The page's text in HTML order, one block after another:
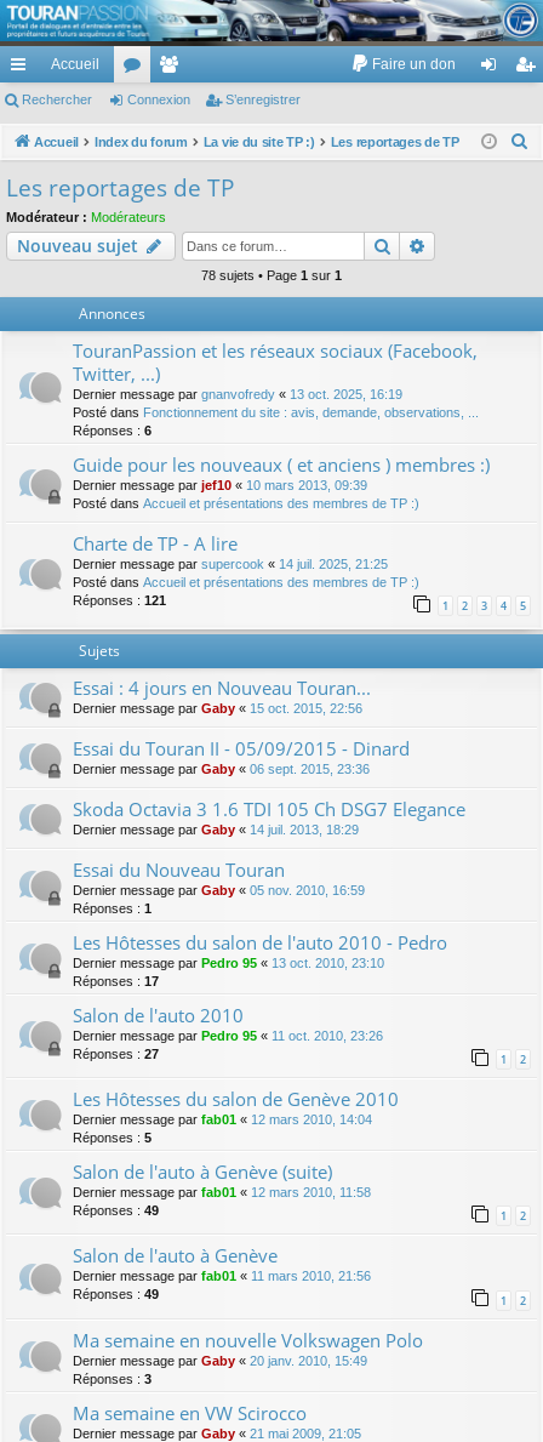
TouranPassion
Le forum des propriétaires ou futurs acquéreurs du Volkswagen Touran
cc
ès
pi
de
Accueil
or
u
e
m
Faire un don
ne nr
Rechercher Connexion S’enregistrer
Accueil Index du forum La vie du site TP :) Les reportages de TP
c
Les reportages de TP
Modérateur : Modérateurs
Nouveau sujet Rechercher
78 sujets • Page 1 sur 1
Annonces
TouranPassion et les réseaux sociaux (Facebook,
Twitter, ...)
Dernier message par gnanvofredy « 13 oct. 2025, 16:19
Posté dans Fonctionnement du site : avis, demande, observations, ...
Réponses : 6
Guide pour les nouveaux ( et anciens ) membres :)
Dernier message par jef10 « 10 mars 2013, 09:39
Posté dans Accueil et présentations des membres de TP :)
Charte de TP - A lire
Dernier message par supercook « 14 juil. 2025, 21:25
Posté dans Accueil et présentations des membres de TP :)
Réponses : 121 1 2 3 4 5
Sujets
Essai : 4 jours en Nouveau Touran...
Dernier message par Gaby « 15 oct. 2015, 22:56
Essai du Touran II - 05/09/2015 - Dinard
Dernier message par Gaby « 06 sept. 2015, 23:36
Skoda Octavia 3 1.6 TDI 105 Ch DSG7 Elegance
Dernier message par Gaby « 14 juil. 2013, 18:29
Essai du Nouveau Touran
Dernier message par Gaby « 05 nov. 2010, 16:59
Réponses : 1
Les Hôtesses du salon de l'auto 2010 - Pedro
Dernier message par Pedro 95 « 13 oct. 2010, 23:10
Réponses : 17
Salon de l'auto 2010
Dernier message par Pedro 95 « 11 oct. 2010, 23:26
Réponses : 27 1 2
Les Hôtesses du salon de Genève 2010
Dernier message par fab01 « 12 mars 2010, 14:04
Réponses : 5
Salon de l'auto à Genève (suite)
Dernier message par fab01 « 12 mars 2010, 11:58
Réponses : 49 1 2
Salon de l'auto à Genève
Dernier message par fab01 « 11 mars 2010, 21:56
Réponses : 49 1 2
Ma semaine en nouvelle Volkswagen Polo
Dernier message par Gaby « 20 janv. 2010, 15:49
Réponses : 3
Ma semaine en VW Scirocco
Dernier message par Gaby « 21 mai 2009, 21:05